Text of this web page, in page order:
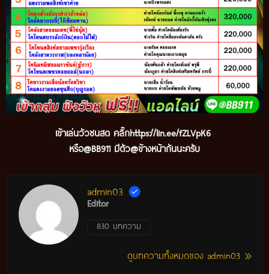
เข้าเล่นวัวชนสด คลิ๊กhttps://lin.ee/fZLVpK6
หรือ@BB911 มีตัว@ข้างหน้ากันนะครับ
admin03
Editor
830 บทความ
ดูบทความทั้งหมดของ admin03